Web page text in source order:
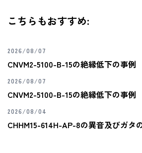
こちらもおすすめ:
2026/08/07
CNVM2-5100-B-15の絶縁低下の事例
2026/08/07
CNVM2-5100-B-15の絶縁低下の事例
2026/08/04
CHHM15-614H-AP-8の異音及びガタ